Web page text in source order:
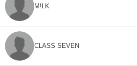
M!LK
CLASS SEVEN